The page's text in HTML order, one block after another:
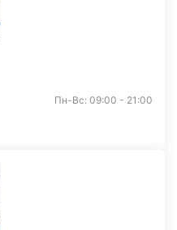
Пн-Вс: 09:00 - 21:00